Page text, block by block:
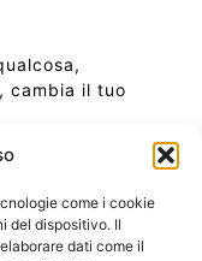
come i cookie
del dispositivo. Il
dati come il
cambia il tuo
Essere per